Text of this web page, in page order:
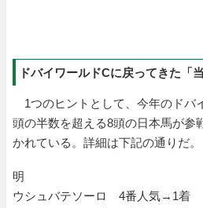
ドバイワールドCに戻ってきた「
1つのヒントとして、今年のドバ
頭の半数を超える8頭の日本馬が参
かれている。詳細は下記の通りだ。
明
ウシュバテソーロ 4番人気→1着